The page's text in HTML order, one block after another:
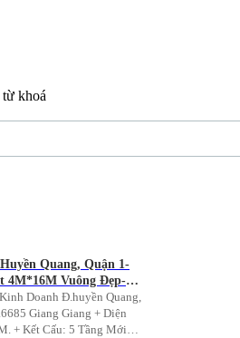
khoá
Quang, Quận 1-
4M*16M Vuông Đẹp-
Nhà
Doanh Đ.huyền Quang,
Giang Giang + Diện
+ Kết Cấu: 5 Tầng Mới